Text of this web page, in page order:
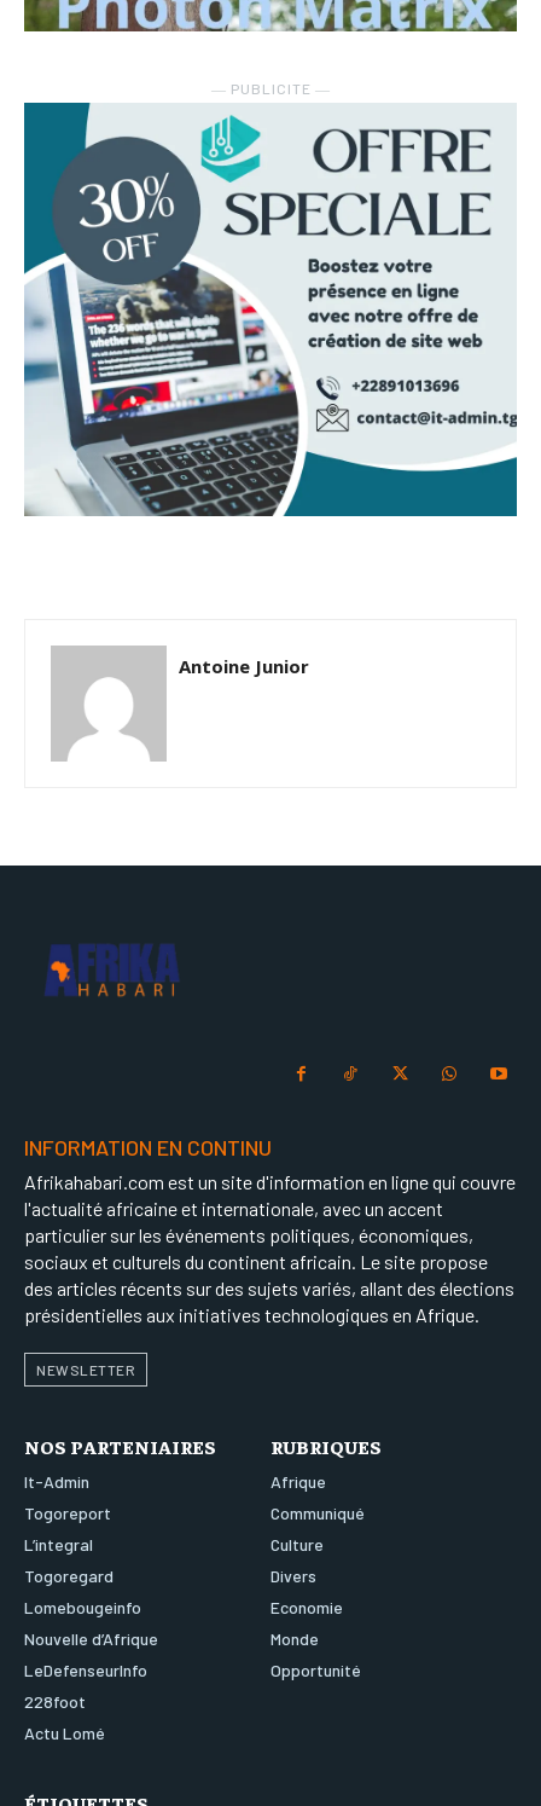
― PUBLICITE ―
Antoine Junior
INFORMATION EN CONTINU
Afrikahabari.com est un site d'information en ligne qui couvre
l'actualité africaine et internationale, avec un accent
particulier sur les événements politiques, économiques,
sociaux et culturels du continent africain. Le site propose
des articles récents sur des sujets variés, allant des élections
présidentielles aux initiatives technologiques en Afrique.
NEWSLETTER
NOS PARTENIAIRES
It-Admin
Togoreport
L’integral
Togoregard
Lomebougeinfo
Nouvelle d’Afrique
LeDefenseurInfo
228foot
Actu Lomé
RUBRIQUES
Afrique
Communiqué
Culture
Divers
Economie
Monde
Opportunité